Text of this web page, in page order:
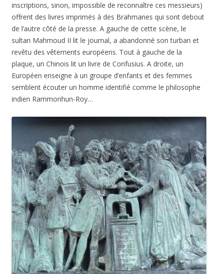
inscriptions, sinon, impossible de reconnaître ces messieurs)
offrent des livres imprimés à des Brahmanes qui sont debout
de l’autre côté de la presse. A gauche de cette scène, le
sultan Mahmoud II lit le journal, a abandonné son turban et
revêtu des vêtements européens. Tout à gauche de la
plaque, un Chinois lit un livre de Confusius. A droite, un
Européen enseigne à un groupe d’enfants et des femmes
semblent écouter un homme identifié comme le philosophe
indien Rammonhun-Roy…